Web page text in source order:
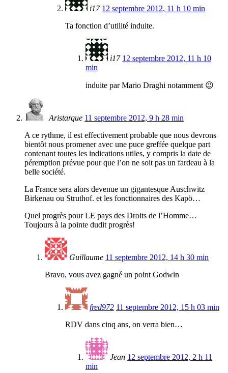
i17 12 septembre 2012, 11 h 10 min
Ta fonction d’utilité induite.
i17 12 septembre 2012, 11 h 10
min
induite par Mario Draghi notamment 😉
Aristarque 11 septembre 2012, 9 h 28 min
A ce rythme, il est effectivement probable que nous devrons
bientôt nous promener avec une puce greffée quelque part
contenant toutes les indications utiles, y compris la date de
péremption prévue pour que l’on ne soit pas un fardeau à la
belle société.
La France sera alors devenue un gigantesque Auschwitz
Birkenau ou Struthof. et les fonctionnaires des Kapö…
Quel progrès pour LE pays des Droits de l’Homme…
Toujours à la pointe dudit progrès!
Guillaume 11 septembre 2012, 14 h 30 min
Bravo, vous avez gagné un point Godwin
fred972 11 septembre 2012, 15 h 03 min
RDV dans cinq ans, on verra bien…
Jean 12 septembre 2012, 2 h 11
min